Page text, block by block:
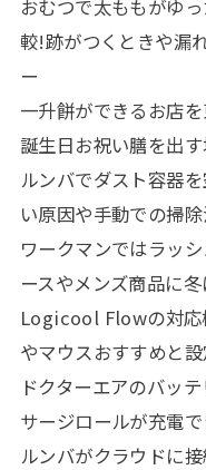
おむつで太ももがゆ
較!跡がつくときや漏
ー
一升餅ができるお店
誕生日お祝い膳を出
ルンバでダスト容器
い原因や手動での掃
ワークマンではラッ
ースやメンズ商品に
Logicool Flowの対応
やマウスおすすめと
ドクターエアのバッ
サージロールが充電
ルンバがクラウドに